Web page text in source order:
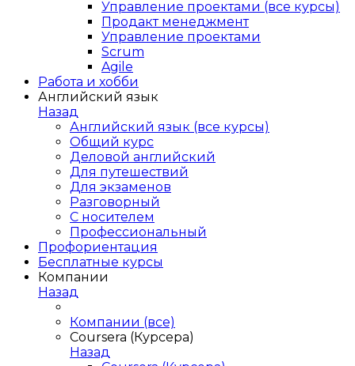
Управление проектами (все курсы)
Продакт менеджмент
Управление проектами
Scrum
Agile
Работа и хобби
Английский язык
Назад
Английский язык (все курсы)
Общий курс
Деловой английский
Для путешествий
Для экзаменов
Разговорный
С носителем
Профессиональный
Профориентация
Бесплатные курсы
Компании
Назад
Компании (все)
Coursera (Курсера)
Назад